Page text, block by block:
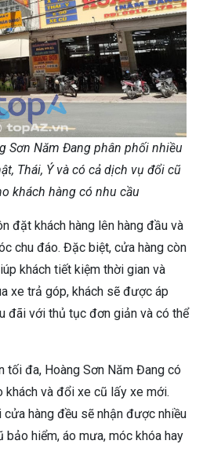
Sơn Năm Đang phân phối nhiều
Thái, Ý và có cả dịch vụ đổi cũ
khách hàng có nhu cầu
đặt khách hàng lên hàng đầu và
chu đáo. Đặc biệt, cửa hàng còn
khách tiết kiệm thời gian và
xe trả góp, khách sẽ được áp
đãi với thủ tục đơn giản và có thể
tối đa, Hoàng Sơn Năm Đang có
khách và đổi xe cũ lấy xe mới.
hàng đều sẽ nhận được nhiều
bảo hiểm, áo mưa, móc khóa hay